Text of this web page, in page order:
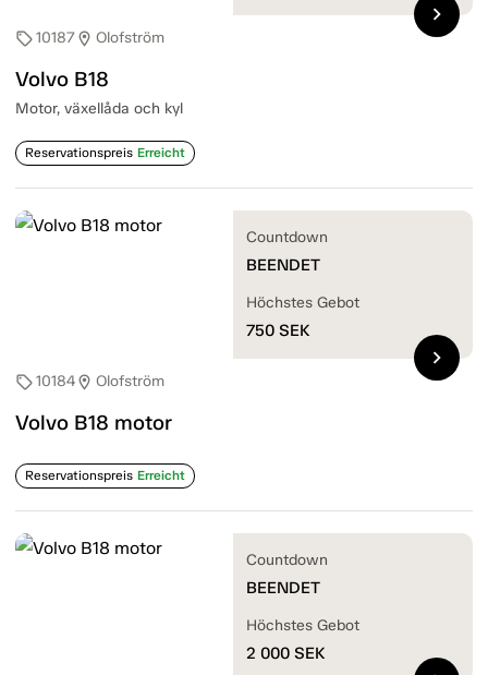
sell10187location_on Olofström
Volvo B18
Motor, växellåda och kyl
Reservationspreis Erreicht
chevron_right
sell10184location_on Olofström
Volvo B18 motor
Reservationspreis Erreicht
Countdown
BEENDET
Höchstes Gebot
750 SEK
chevron_right
Countdown
BEENDET
Höchstes Gebot
2 000 SEK